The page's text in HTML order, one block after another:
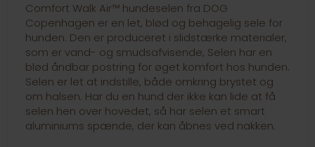
Comfort Walk Air™ hundeselen fra DOG
Copenhagen er en let, blød og behagelig sele for
hunden. Den er produceret i slidstærke materialer,
som er vand- og smudsafvisende, Selen har en
blød åndbar postring for øget komfort hos hunden.
Selen er let at indstille, både omkring brystet og
om halsen. Har du en hund der ikke kan lide at få
selen hen over hovedet, så har selen et smart
aluminiums spænde, der kan åbnes ved nakken.